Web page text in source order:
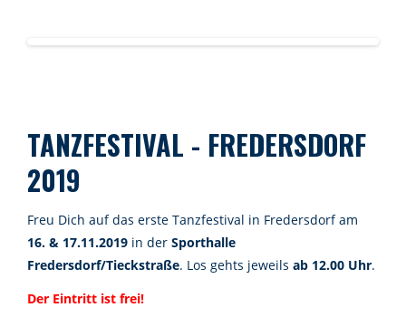
TANZFESTIVAL - FREDERSDORF
2019
Freu Dich auf das erste Tanzfestival in Fredersdorf am
16. & 17.11.2019 in der Sporthalle
Fredersdorf/Tieckstraße. Los gehts jeweils ab 12.00 Uhr.
Der Eintritt ist frei!